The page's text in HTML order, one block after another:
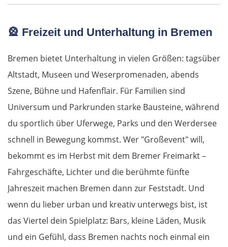
🎡 Freizeit und Unterhaltung in Bremen
Bremen bietet Unterhaltung in vielen Größen: tagsüber
Altstadt, Museen und Weserpromenaden, abends
Szene, Bühne und Hafenflair. Für Familien sind
Universum und Parkrunden starke Bausteine, während
du sportlich über Uferwege, Parks und den Werdersee
schnell in Bewegung kommst. Wer "Großevent" will,
bekommt es im Herbst mit dem Bremer Freimarkt –
Fahrgeschäfte, Lichter und die berühmte fünfte
Jahreszeit machen Bremen dann zur Feststadt. Und
wenn du lieber urban und kreativ unterwegs bist, ist
das Viertel dein Spielplatz: Bars, kleine Läden, Musik
und ein Gefühl, dass Bremen nachts noch einmal ein
Neapel
Rom
Terni
Foligno
Perugia
Arezzo